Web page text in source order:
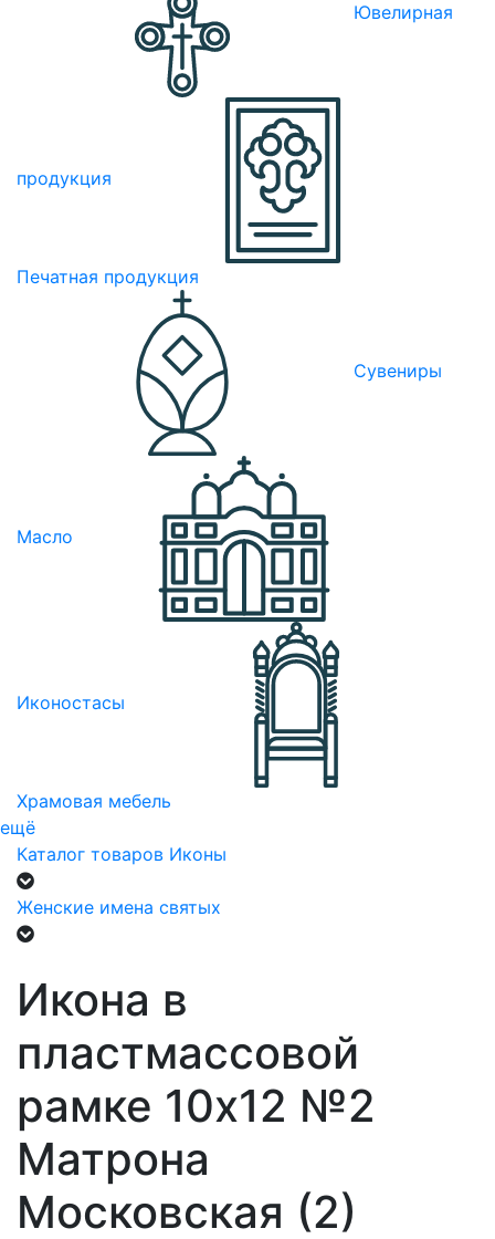
Ювелирная
продукция
Печатная продукция
Сувениры
Масло
Иконостасы
Храмовая мебель
ещё
Каталог товаров Иконы
Женские имена святых
Икона в
пластмассовой
рамке 10х12 №2
Матрона
Московская (2)